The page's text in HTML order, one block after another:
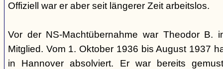
Offiziell war er aber seit längerer Zeit arbeitslos.
Vor der NS-Machtübernahme war Theodor B.
Mitglied. Vom 1. Oktober 1936 bis August 1937
in Hannover absolviert. Er war bereits